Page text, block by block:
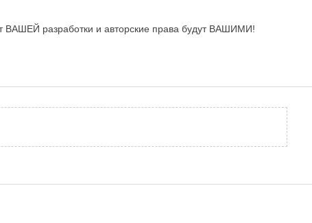
ВАШЕЙ разработки и авторские права будут ВАШИМИ!